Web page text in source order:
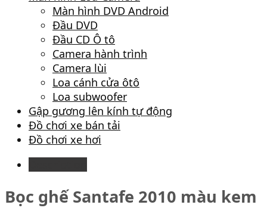
Màn hình DVD Android
Đầu DVD
Đầu CD Ô tô
Camera hành trình
Camera lùi
Loa cánh cửa ôtô
Loa subwoofer
Gập gương lên kính tự động
Đồ chơi xe bán tải
Đồ chơi xe hơi
Bọc ghế Santafe 2010 màu kem